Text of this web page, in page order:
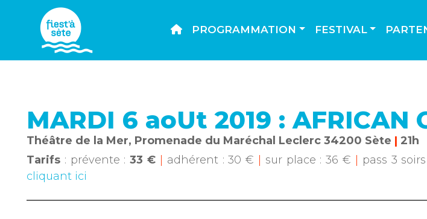
PROGRAMMATION FESTIVAL
MARDI 6 aoUt 2019 : AFRICAN
Théâtre de la Mer, Promenade du Maréchal Leclerc 34200 Sète | 21h
Tarifs : prévente :33 € adhérent : 30 € sur place : 36 € pass 3
cliquant ici